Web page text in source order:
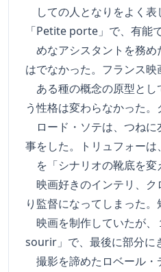
しての人となりをよく表
「Petite porte」で、有能
めなアシスタントを務め
はでなかった。フランス映
ある種の概念の原型とし
う性格は変わらなかった。
ロード・ソテは、つねに
事をした。トリュフォーは
を「シナリオの靴底を変
映画好きのインテリ、ク
り監督になってしまった。
映画を制作していたが
sourir」で、最後に部分に
撮影を諦めたロベール・